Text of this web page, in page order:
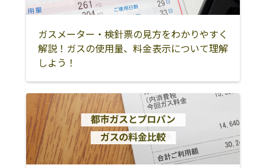
北相馬郡利根町
筑西市
下妻市
常総市
桜川市
結城市
古河市
猿島郡五霞町
猿島郡境町
ガスメーター・検針票の見方をわかりやすく
解説！ガスの使用量、料金表示について理解
しよう！